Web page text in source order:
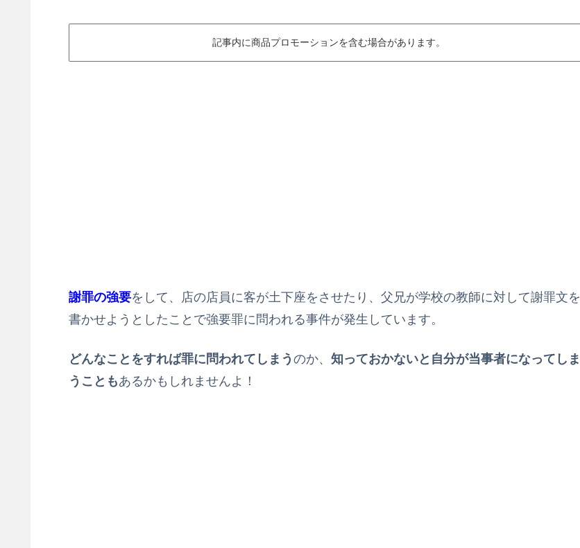
記事内に商品プロモーションを含む場合があります。
謝罪の強要をして、店の店員に客が土下座をさせたり、父兄が学校の教師に対して謝罪文を
書かせようとしたことで強要罪に問われる事件が発生しています。
どんなことをすれば罪に問われてしまう のか、 知っておかないと自分が当事者になってしま
うこともあるかもしれませんよ！